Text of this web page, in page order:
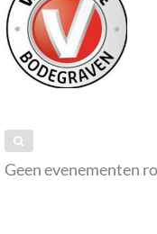
Geen evenementen